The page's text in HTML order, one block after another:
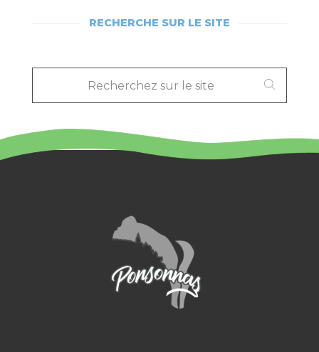
RECHERCHE SUR LE SITE
RECHERCHEZ
LE
SITE